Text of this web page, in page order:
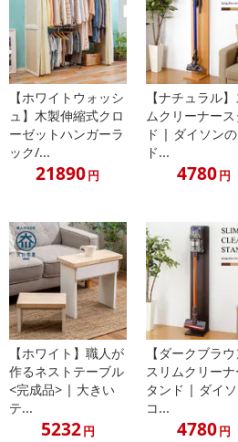
ます。
※お客様のご都合でお受取りいただけ
金はいたしかねます。
また、お届け日時のご指定は、お受け
不在票にてご対応ください。
※発送予定日は前後する場合がござい
日が異なります。
※dショッピングサンプル百貨店よりお
だいた後のご感想をいただくことを目
転売等、目的以外での利用が確認され
止させていただきます。
【配送伝票番号について】
※こちらの商品については商品の発送完
配送伝票番号がマイページに表示さ
めご了承ください。
発送日カレンダー
【ホワイトウォッシ
ュ】木製伸縮式クロ
ーゼットハンガーラ
ック/...
21890円
【ナチュラル】
ムクリーナース
ド | ダイソン
ド...
4780円
【ホワイト】職人が
作るネストテーブル
<完成品> | 大きい
テ...
5232円
【ダークブラウ
スリムクリーナ
タンド | ダイ
コ...
4780円